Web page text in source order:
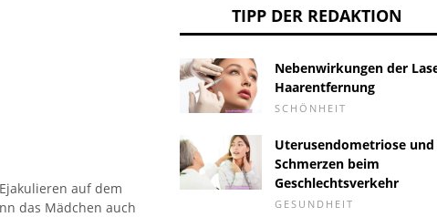
auf dem
das Mädchen auch
TIPP DER REDAKTION
Nebenwirkungen der
Haarentfernung
SCHÖNHEIT
Uterusendometriose und
Schmerzen beim
Geschlechtsverkehr
GESUNDHEIT